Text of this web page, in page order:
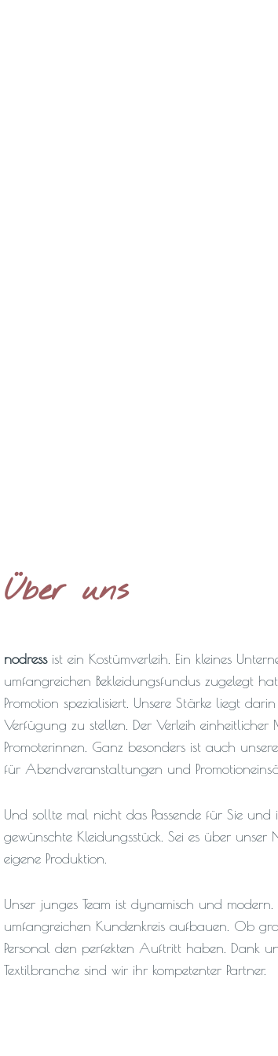
Über uns
nodressist ein Kostümverleih. Ein kleines
umfangreichen Bekleidungsfundus zugelegt
Promotion spezialisiert. Unsere Stärke liegt
Verfügung zu stellen. Der Verleih einheitlicher
Promoterinnen. Ganz besonders ist auch
für Abendveranstaltungen und
Und sollte mal nicht das Passende für Sie
gewünschte Kleidungsstück. Sei es über
eigene Produktion.
Unser junges Team ist dynamisch und
umfangreichen Kundenkreis aufbauen. Ob
Personal den perfekten Auftritt haben. Dank
Textilbranche sind wir ihr kompetenter Partner.